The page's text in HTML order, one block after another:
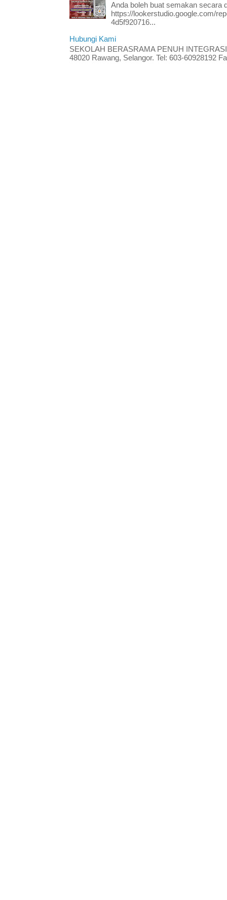
Anda boleh buat semakan secara
https://lookerstudio.google.com/
4d5f920716...
Hubungi Kami
SEKOLAH BERASRAMA PENUH
48020 Rawang, Selangor. Tel: 603-60928192